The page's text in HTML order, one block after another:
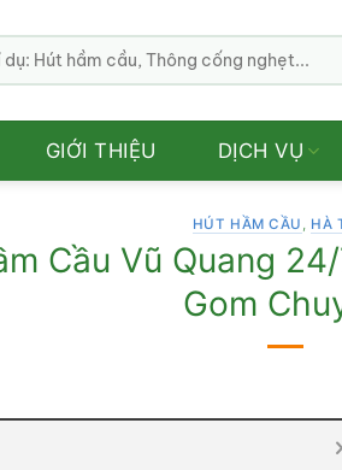
GIỚI THIỆU DỊCH VỤ
HÚT HẦM CẦU , HÀ
Cầu Vũ Quang
Gom